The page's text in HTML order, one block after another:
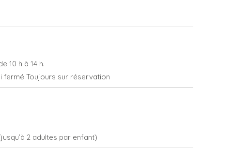
10 h à 14 h.
fermé Toujours sur réservation
2 adultes par enfant)